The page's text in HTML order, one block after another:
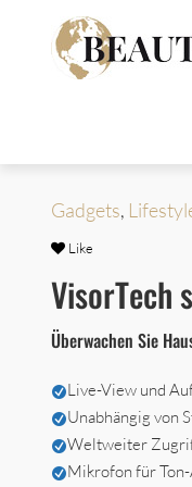
Gadgets,
Like
VisorTech
Überwachen Sie
Live-View und
Unabhängig von
Weltweiter
Mikrofon für